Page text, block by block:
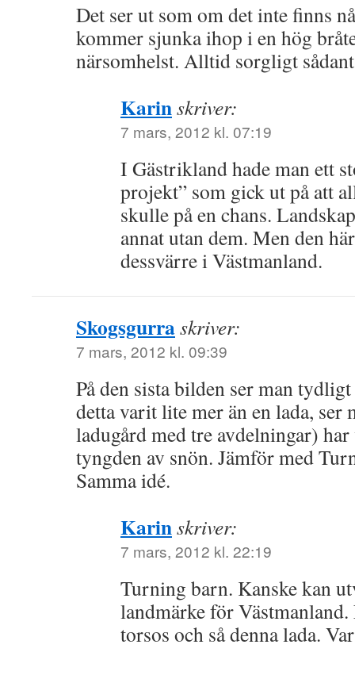
Det ser ut som om det inte finns
kommer sjunka ihop i en hög
närsomhelst. Alltid sorgligt
Karinskriver:
7 mars, 2012 kl. 07:19
I Gästrikland hade man ett
projekt” som gick ut på att
skulle på en chans.
annat utan dem. Men den
dessvärre i Västmanland.
Skogsgurraskriver:
7 mars, 2012 kl. 09:39
På den sista bilden ser man
detta varit lite mer än en lada, ser
ladugård med tre avdelningar)
tyngden av snön. Jämför med
Samma idé.
Karinskriver:
7 mars, 2012 kl. 22:19
Turning barn. Kanske kan
landmärke för
torsos och så denna lada.